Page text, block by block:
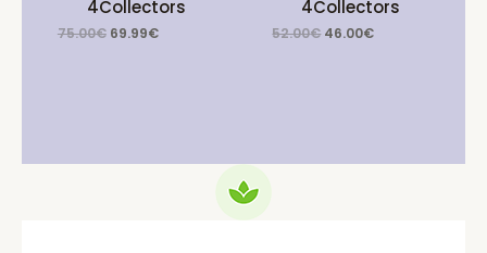
4Collectors
75.00€ Original
69.99€Current
4Collectors
52.00€ Original
46.00€Current